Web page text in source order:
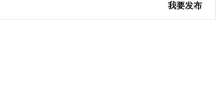
我要发布